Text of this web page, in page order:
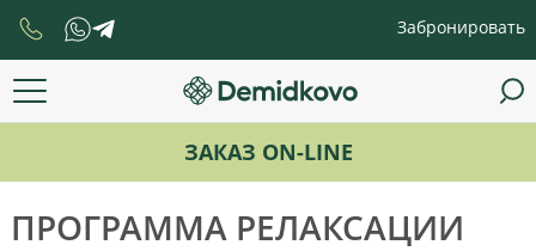
Забронировать
ЗАКАЗ ON-LINE
ПРОГРАММА РЕЛАКСАЦИИ